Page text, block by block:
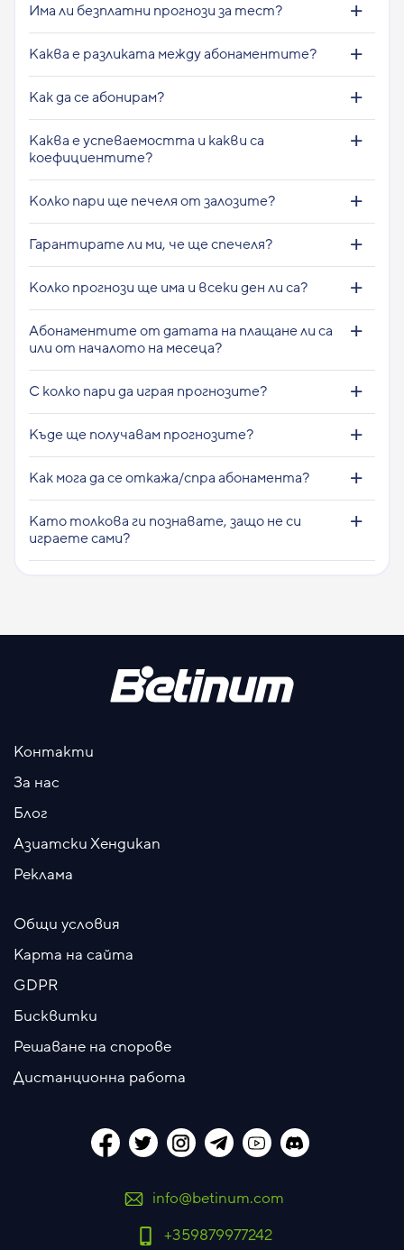
Има ли безплатни прогнози за тест?
Каква е разликата между абонаментите?
Как да се абонирам?
Каква е успеваемостта и какви са
коефициентите?
Колко пари ще печеля от залозите?
Гарантирате ли ми, че ще спечеля?
Колко прогнози ще има и всеки ден ли са?
Абонаментите от датата на плащане ли са
или от началото на месеца?
С колко пари да играя прогнозите?
Къде ще получавам прогнозите?
Как мога да се откажа/спра абонамента?
Като толкова ги познавате, защо не си
играете сами?
Контакти
За нас
Блог
Азиатски Хендикап
Реклама
Общи условия
Карта на сайта
GDPR
Бисквитки
Решаване на спорове
Дистанционна работа
info@betinum.com
+359879977242